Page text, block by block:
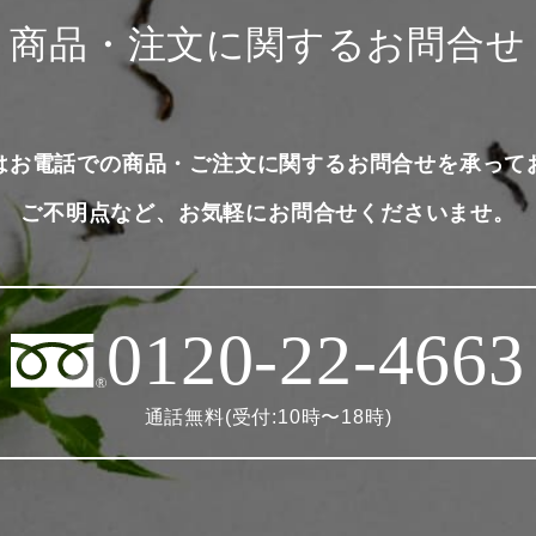
商品・注文に関するお問合せ
お電話での商品・ご注文に関するお問合せを承って
ご不明点など、お気軽にお問合せくださいませ。
0120-22-4663
通話無料(受付:10時〜18時)